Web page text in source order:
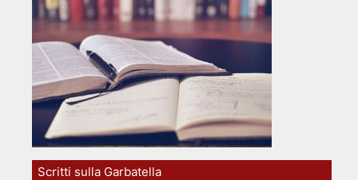
Scritti sulla Garbatella